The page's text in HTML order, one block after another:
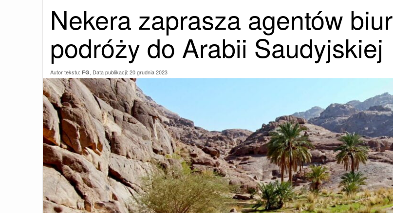
Nekera zaprasza agentów biur
podróży do Arabii Saudyjskiej
Autor tekstu: FG, Data publikacji: 20 grudnia 2023